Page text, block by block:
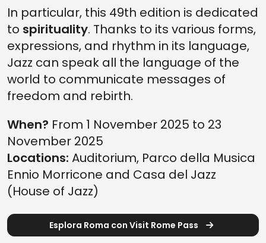
In particular, this 49th edition is dedicated
to spirituality. Thanks to its various forms,
expressions, and rhythm in its language,
Jazz can speak all the language of the
world to communicate messages of
freedom and rebirth.
When? From 1 November 2025 to 23
November 2025
Locations: Auditorium, Parco della Musica
Ennio Morricone and Casa del Jazz
(House of Jazz)
Esplora Roma con Visit Rome Pass